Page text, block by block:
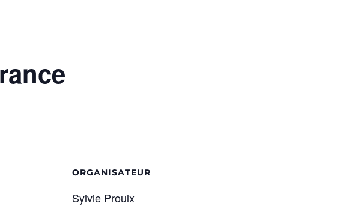
ORGANISATEUR
Sylvie Proulx